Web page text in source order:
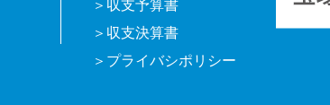
収支予算書
収支決算書
プライバシポリシー